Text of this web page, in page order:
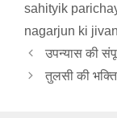
sahityik
nagarjun ki
उपन्यास की
तुलसी की भक्ति